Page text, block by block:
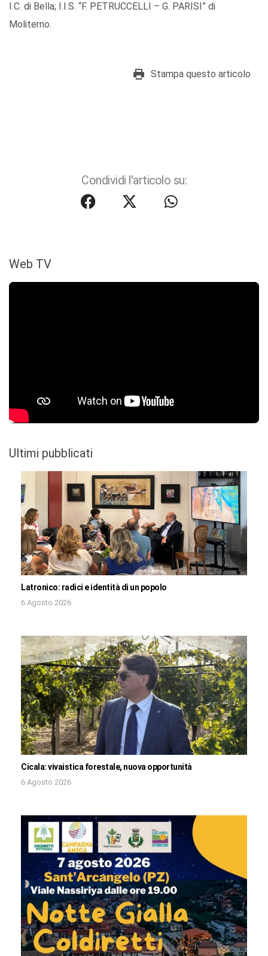
I.C. di Bella; I.I.S. “F. PETRUCCELLI – G. PARISI” di
Moliterno.
Stampa questo articolo
Condividi l'articolo su:
Web TV
Ultimi pubblicati
Latronico: radici e identità di un popolo
6 Agosto 2026
Cicala: vivaistica forestale, nuova opportunità
6 Agosto 2026